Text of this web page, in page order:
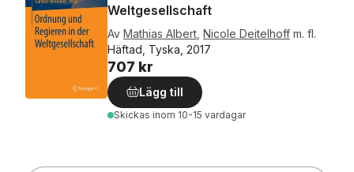
Weltgesellschaft
Av Mathias Albert Nicole Deitelhoff m. fl.
Häftad, Tyska, 2017
707 kr
Lägg till
Skickas inom 10-15 vardagar